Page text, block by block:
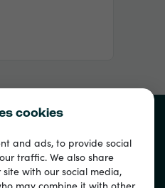
cookies
and ads, to provide social
traffic. We also share
with our social media,
may combine it with other